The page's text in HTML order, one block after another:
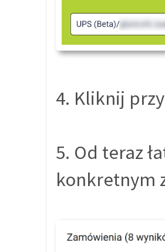
4. Kliknij
5. Od teraz
konkretnym